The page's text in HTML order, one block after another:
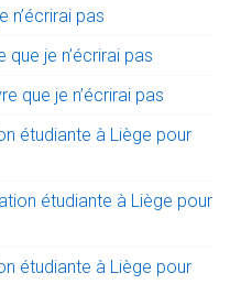
n’écrirai pas
que je n’écrirai pas
que je n’écrirai pas
étudiante à Liège pour
étudiante à Liège pour
étudiante à Liège pour